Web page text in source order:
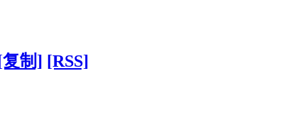
制] [RSS]